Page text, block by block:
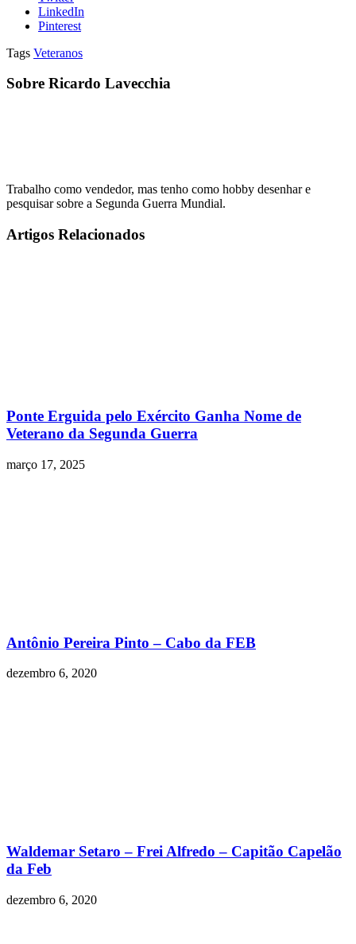
LinkedIn
Pinterest
Tags Veteranos
Sobre Ricardo Lavecchia
Trabalho como vendedor, mas tenho como hobby desenhar e
pesquisar sobre a Segunda Guerra Mundial.
Artigos Relacionados
Ponte Erguida pelo Exército Ganha Nome de
Veterano da Segunda Guerra
março 17, 2025
Antônio Pereira Pinto – Cabo da FEB
dezembro 6, 2020
Waldemar Setaro – Frei Alfredo – Capitão Capelão
da Feb
dezembro 6, 2020